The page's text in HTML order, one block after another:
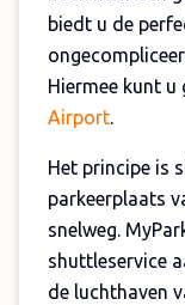
biedt u de
Hiermee kunt
Airport.
Het principe is
parkeerplaats
snelweg.
shuttleservice
de luchthaven